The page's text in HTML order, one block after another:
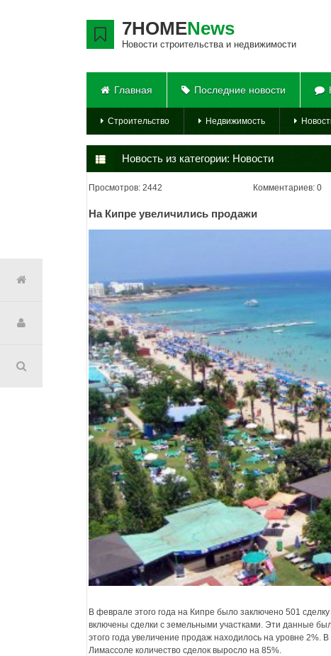
7HOMENews
Новости строительства и недвижимости
Главная Последние новости
Строительство Недвижимость
Новость из категории: Новости
Просмотров: 2442 Комментариев: 0
На Кипре увеличились продажи
В феврале этого года на Кипре было заключено 501
включены сделки с земельными участками. Эти данные
этого года увеличение продаж находилось на уровне 2%.
Лимассоле количество сделок выросло на 85%.